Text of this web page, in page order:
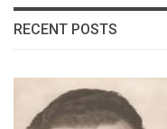
RECENT POSTS